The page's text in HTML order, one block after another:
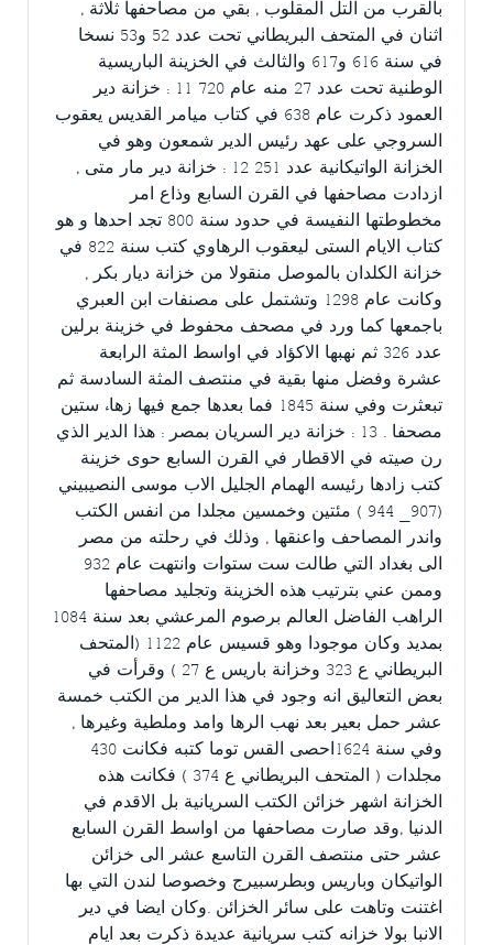
بالقرب من التل المقلوب , بقي من مصاحفها ثلاثة ,
اثنان في المتحف البريطاني تحت عدد 52 و53 نسخا
في سنة 616 و617 والثالث في الخزينة الباريسية
الوطنية تحت عدد 27 منه عام 720 11 : خزانة دير
العمود ذكرت عام 638 في كتاب ميامر القديس يعقوب
السروجي على عهد رئيس الدير شمعون وهو في
الخزانة الواتيكانية عدد 251 12 : خزانة دير مار متى ,
ازدادت مصاحفها في القرن السابع وذاع امر
مخطوطتها النفيسة في حدود سنة 800 تجد احدها و هو
كتاب الايام الستى ليعقوب الرهاوي كتب سنة 822 في
خزانة الكلدان بالموصل منقولا من خزانة ديار بكر ,
وكانت عام 1298 وتشتمل على مصنفات ابن العبري
باجمعها كما ورد في مصحف محفوط في خزينة برلين
عدد 326 ثم نهبها الاكؤاد في اواسط المثة الرابعة
عشرة وفضل منها بقية في منتصف المثة السادسة ثم
تبعثرت وفي سنة 1845 فما بعدها جمع فيها زهاء ستين
مصحفا . 13 : خزانة دير السريان بمصر : هذا الدير الذي
رن صيته في الاقطار في القرن السابع حوى خزينة
كتب زادها رئيسه الهمام الجليل الاب موسى النصيبيني
(907_ 944 ) مئتين وخمسين مجلدا من انفس الكتب
واندر المصاحف واعنقها , وذلك في رحلته من مصر
الى بغداد التي طالت ست ستوات وانتهت عام 932
وممن عني بترتيب هذه الخزينة وتجليد مصاحفها
الراهب الفاضل العالم برصوم المرعشي بعد سنة 1084
بمديد وكان موجودا وهو قسيس عام 1122 (المتحف
البريطاني ع 323 وخزانة باريس ع 27 ) وقرأت في
بعض التعاليق انه وجود في هذا الدير من الكتب خمسة
عشر حمل بعير بعد نهب الرها وامد وملطية وغيرها ,
وفي سنة 1624احصى القس توما كتبه فكانت 430
مجلدات ( المتحف البريطاني ع 374 ) فكانت هذه
الخزانة اشهر خزائن الكتب السريانية بل الاقدم في
الدنيا ,وقد صارت مصاحفها من اواسط القرن السابع
عشر حتى منتصف القرن التاسع عشر الى خزائن
الواتيكان وباريس وبطرسبيرج وخصوصا لندن التي بها
اغتنت وتاهت على سائر الخزائن .وكان ايضا في دير
الانبا بولا خزانه كتب سريانية عديدة ذكرت بعد ايام